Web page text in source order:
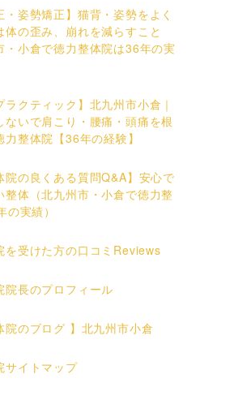
・姿勢矯正】猫背・姿勢をよく
体の歪み、崩れを減らすこと
・小倉で徳力整体院は36年の実
ラクティック】北九州市小倉｜
ないで肩こり・腰痛・頭痛を根
整体院【36年の経験】
院の良くある質問Q&A】安心で
整体（北九州市・小倉で徳力整
実績）
を受けた方の口コミReviews
院長のプロフィール
院のブログ 】北九州市小倉
サイトマップ